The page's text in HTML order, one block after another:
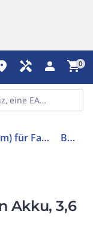
handyman person shopping_cart0
Akku (Lithium) für Fahrzeuge und Anwendungen BA405131
Akku, 3,6